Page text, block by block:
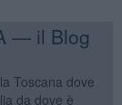
— il Blog
Toscana dove
da dove è